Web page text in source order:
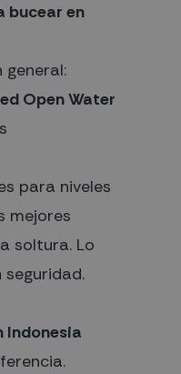
bucear en
general:
Open Water
para niveles
mejores
soltura. Lo
Indonesia